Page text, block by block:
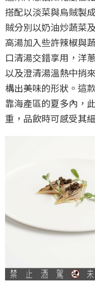
搭配以淡菜與烏賊製
賊分別以奶油炒蔬菜
高湯加入些許辣椒與
口清湯交錯享用，洋
以及澄清湯溫熱中捎
構出美味的形狀。這
靠海產區的夏多內，
重，品飲時可感受其